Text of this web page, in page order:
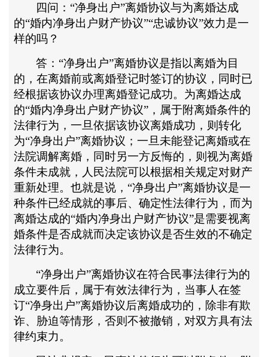
四问： “净身出户”离婚协议与为离婚达成
的“婚内净身出户财产协议”“忠诚协议”效力是一
样的吗？
答： “净身出户”离婚协议是指以离婚为目
的，在离婚前或离婚登记时签订的协议，同时已
经根据该协议办理离婚登记成功。为离婚达成
的“婚内净身出户财产协议”，属于附离婚条件的
法律行为，一旦依据该协议离婚成功，则转化
为“净身出户”离婚协议；一旦未能登记离婚或在
法院调解离婚，同时另一方反悔的，则视为离婚
条件未成就，人民法院可以根据相关规定对财产
重新处理。也就是说，“净身出户”离婚协议是一
种条件已经成就的事后、确定性法律行为，而为
离婚达成的“婚内净身出户财产协议”是需要视离
婚条件是否成就而决定该协议是否生效的不确定
法律行为。
“净身出户”离婚协议在符合民事法律行为的
成立要件后，属于有效法律行为，当事人在签
订“净身出户”离婚协议后离婚成功的，除非有欺
诈、胁迫等情形，否则不被撤销，对双方具有法
律约束力。